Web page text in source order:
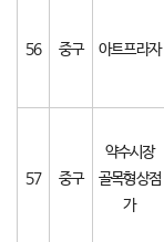
56 중구 아트프라자
57 중구
약수시장
골목형상점
가